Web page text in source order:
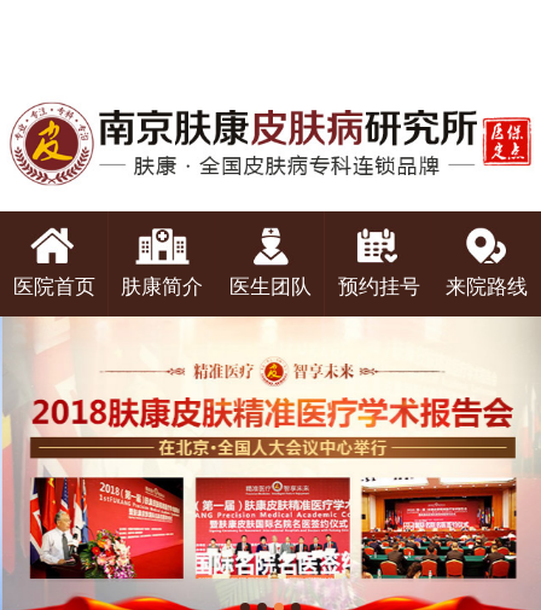
医院首页 肤康简介 医生团队 预约挂号 来院路线